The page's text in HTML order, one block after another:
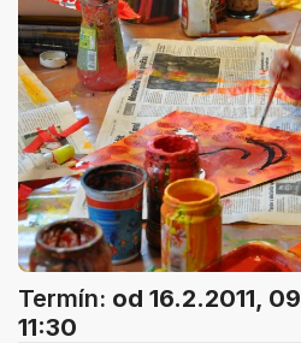
Termín: od 16.2.2011,
11:30